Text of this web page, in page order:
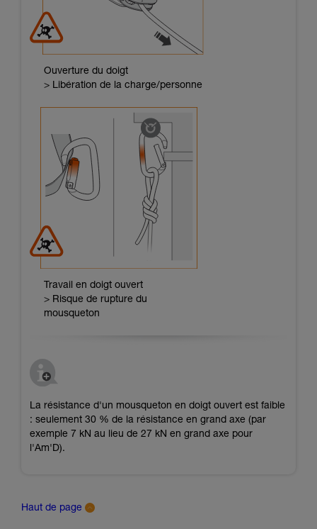
Ouverture du doigt
> Libération de la charge/personne
Travail en doigt ouvert
> Risque de rupture du
mousqueton
La résistance d'un mousqueton en doigt ouvert est faible
: seulement 30 % de la résistance en grand axe (par
exemple 7 kN au lieu de 27 kN en grand axe pour
l'Am'D).
Haut de page